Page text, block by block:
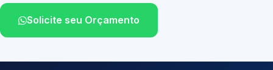
Solicite seu Orçamento